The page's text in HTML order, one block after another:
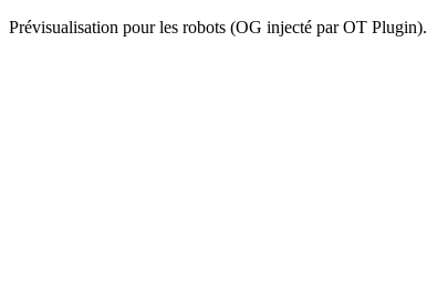
Prévisualisation pour les robots (OG injecté par OT Plugin).